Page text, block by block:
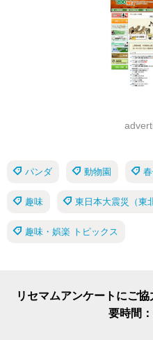
パンダ 動物園
趣味 東日本大震災（東
趣味・娯楽 トピックス
リセマムアンケートにご
要時間：